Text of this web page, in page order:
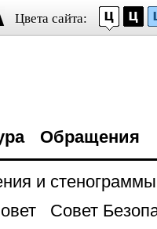
Цвета сайта:
Обращения
и стенограммы
Совет